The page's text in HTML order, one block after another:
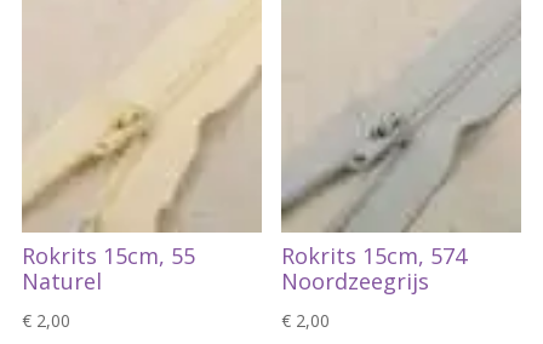
Rokrits 15cm, 55
Naturel
€2,00
Rokrits 15cm, 574
Noordzeegrijs
€ 2,00